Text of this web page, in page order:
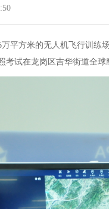
平方米的无人机飞行训练
考试在龙岗区吉华街道全球